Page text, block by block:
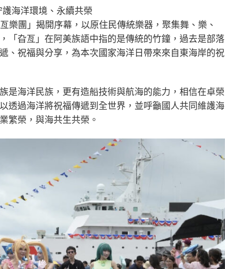
海洋環境、永續共榮
樂團」揭開序幕，以原住民傳統樂器，聚集舞、樂、
「旮亙」在阿美族語中指的是傳統的竹鐘，過去是部落
、祝福與分享，為本次國家海洋日帶來來自東海岸的祝
是海洋民族，更有造船技術與航海的能力，相信在卓榮
透過海洋將祝福傳遞到全世界，並呼籲國人共同維護海
繁榮，與海共生共榮。